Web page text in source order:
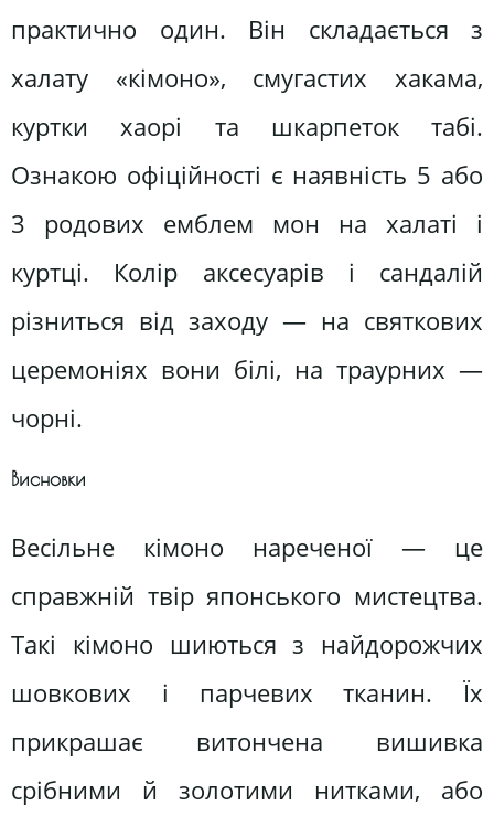
практично один. Він складається з
халату «кімоно», смугастих хакама,
куртки хаорі та шкарпеток табі.
Ознакою офіційності є наявність 5 або
3 родових емблем мон на халаті і
куртці. Колір аксесуарів і сандалій
різниться від заходу — на святкових
церемоніях вони білі, на траурних —
чорні.
Висновки
Весільне кімоно нареченої — це
справжній твір японського мистецтва.
Такі кімоно шиються з найдорожчих
шовкових і парчевих тканин. Їх
прикрашає витончена вишивка
срібними й золотими нитками, або